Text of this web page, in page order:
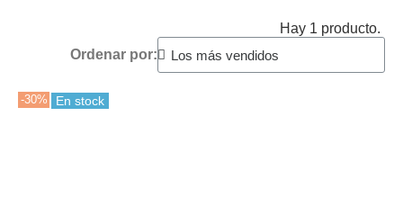
Hay 1 producto.
Ordenar por:
-30% En stock